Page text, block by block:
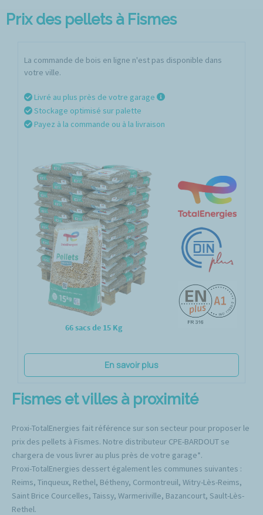
Prix des pellets à Fismes
66 sacs de 15 Kg
La commande de bois en ligne n'est pas disponible dans
votre ville.
Livré au plus près de votre garage
Stockage optimisé sur palette
Payez à la commande ou à la livraison
En savoir plus
Fismes et villes à proximité
Proxi-TotalEnergies fait référence sur son secteur pour proposer le
prix des pellets à Fismes. Notre distributeur CPE-BARDOUT se
chargera de vous livrer au plus près de votre garage*.
Proxi-TotalEnergies dessert également les communes suivantes :
Reims, Tinqueux, Rethel, Bétheny, Cormontreuil, Witry-Lès-Reims,
Saint Brice Courcelles, Taissy, Warmeriville, Bazancourt, Sault-Lès-
Rethel.